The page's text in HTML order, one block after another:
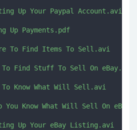
Up Your Paypal Account.avi
Up Payments.pdf
To Find Items To Sell.avi
Find Stuff To Sell On eBay.pdf
Know What Will Sell.avi
You Know What Will Sell On
Up Your eBay Listing.avi